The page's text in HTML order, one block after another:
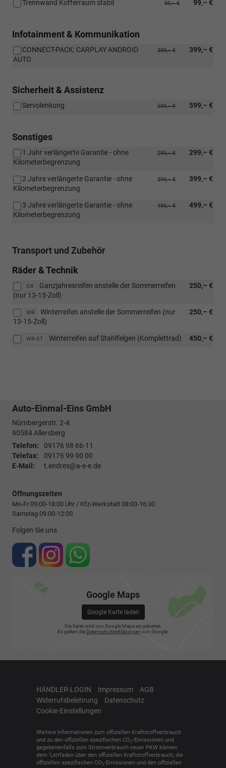
99,– €
99,– €
Trennwand Kofferraum stabil
Infotainment & Kommunikation
399,– €
399,– €
CONNECT-PACK: CARPLAY ANDROID
AUTO
Sicherheit & Assistenz
599,– €
599,– €
Servolenkung
Sonstiges
299,– €
299,– €
1 Jahr verlängerte Garantie - ohne
Kilometerbegrenzung
399,– €
399,– €
2 Jahre verlängerte Garantie - ohne
Kilometerbegrenzung
499,– €
499,– €
3 Jahre verlängerte Garantie - ohne
Kilometerbegrenzung
Transport und Zubehör
Räder & Technik
GR 250,– €
Ganzjahresreifen anstelle der Sommerreifen
(nur 13-15-Zoll)
WR 250,– €
Winterreifen anstelle der Sommerreifen (nur
13-15-Zoll)
WR-ST 450,– €
Winterreifen auf Stahlfelgen (Komplettrad)
Auto-Einmal-Eins GmbH
Nürnbergerstr. 2-4
90584Allersberg
Telefon:
09176 98 66-11
Telefax:
09176 99 90 00
E-Mail:
t.endres@a-e-e.de
Öffnungszeiten
Mo-Fr 09:00-18:00 Uhr / Kfz-Werkstatt 08:00-16:30
Samstag 09:00-12:00
Folgen Sie uns
Google Maps
Google Karte laden
Die Karte wird von Google Maps eingebettet.
Es gelten die Datenschutzerklärungen von Google.
HÄNDLER-LOGIN Impressum
AGB
Widerrufsbelehrung
Datenschutz
Cookie-Einstellungen
Weitere Informationen zum offiziellen Kraftstoffverbrauch
und zu den offiziellen spezifischen CO2-Emissionen und
gegebenenfalls zum Stromverbrauch neuer PKW können
dem 'Leitfaden über den offiziellen Kraftstoffverbrauch, die
offiziellen spezifischen CO2-Emissionen und den offiziellen